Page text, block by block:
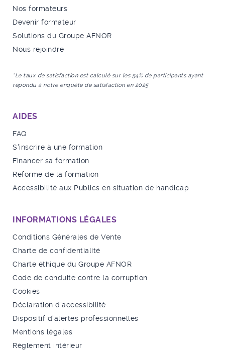
Nos formateurs
Devenir formateur
Solutions du Groupe AFNOR
Nous rejoindre
*Le taux de satisfaction est calculé sur les 54% de participants ayant
répondu à notre enquête de satisfaction en 2025
AIDES
FAQ
S'inscrire à une formation
Financer sa formation
Réforme de la formation
Accessibilité aux Publics en situation de handicap
INFORMATIONS LÉGALES
Conditions Générales de Vente
Charte de confidentialité
Charte éthique du Groupe AFNOR
Code de conduite contre la corruption
Cookies
Déclaration d'accessibilité
Dispositif d'alertes professionnelles
Mentions légales
Règlement intérieur